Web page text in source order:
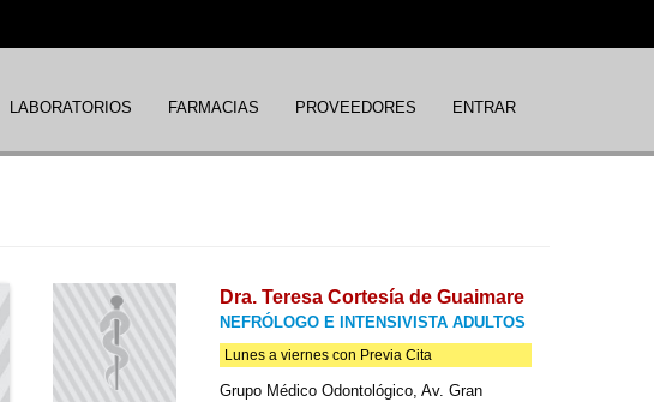
LABORATORIOS FARMACIAS PROVEEDORES ENTRAR
Dra. Teresa Cortesía de Guaimare
NEFRÓLOGO E INTENSIVISTA ADULTOS
Lunes a viernes con Previa Cita
Grupo Médico Odontológico, Av. Gran